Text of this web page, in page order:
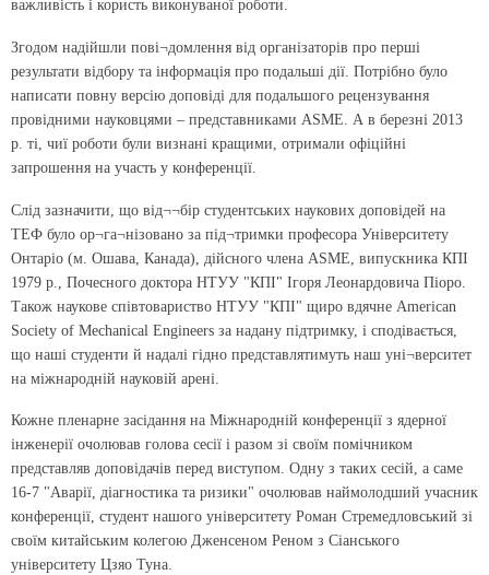
важливість і користь виконуваної роботи.
Згодом надійшли пові¬домлення від організаторів про перші
результати відбору та інформація про подальші дії. Потрібно було
написати повну версію доповіді для подальшого рецензування
провідними науковцями – представниками ASME. А в березні 2013
р. ті, чиї роботи були визнані кращими, отримали офіційні
запрошення на участь у конференції.
Слід зазначити, що від¬¬бір студентських наукових доповідей на
ТЕФ було ор¬га¬нізовано за під¬тримки професора Університету
Онтаріо (м. Ошава, Канада), дійсного члена ASME, випускника КПІ
1979 р., Почесного доктора НТУУ "КПІ" Ігоря Леонардовича Піоро.
Також наукове співтовариство НТУУ "КПІ" щиро вдячне American
Society of Mechanical Engineers за надану підтримку, і сподівається,
що наші студенти й надалі гідно представлятимуть наш уні¬верситет
на міжнародній науковій арені.
Кожне пленарне засідання на Міжнародній конференції з ядерної
інженерії очолював голова сесії і разом зі своїм помічником
представляв доповідачів перед виступом. Одну з таких сесій, а саме
16-7 "Аварії, діагностика та ризики" очолював наймолодший учасник
конференції, студент нашого університету Роман Стремедловський зі
своїм китайським колегою Дженсеном Реном з Сіанського
університету Цзяо Туна.